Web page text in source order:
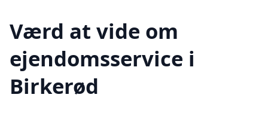
Værd at vide om
ejendomsservice i
Birkerød